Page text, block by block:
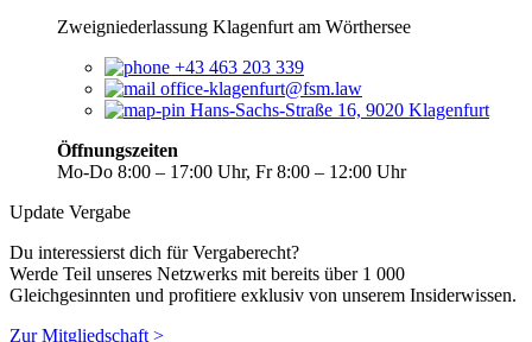
Zweigniederlassung Klagenfurt am Wörthersee
+43 463 203 339
office-klagenfurt@fsm.law
Hans-Sachs-Straße 16, 9020 Klagenfurt
Öffnungszeiten
Mo-Do 8:00 – 17:00 Uhr, Fr 8:00 – 12:00 Uhr
Update Vergabe
Du interessierst dich für Vergaberecht?
Werde Teil unseres Netzwerks mit bereits über 1 000
Gleichgesinnten und profitiere exklusiv von unserem Insiderwissen.
Zur Mitgliedschaft >